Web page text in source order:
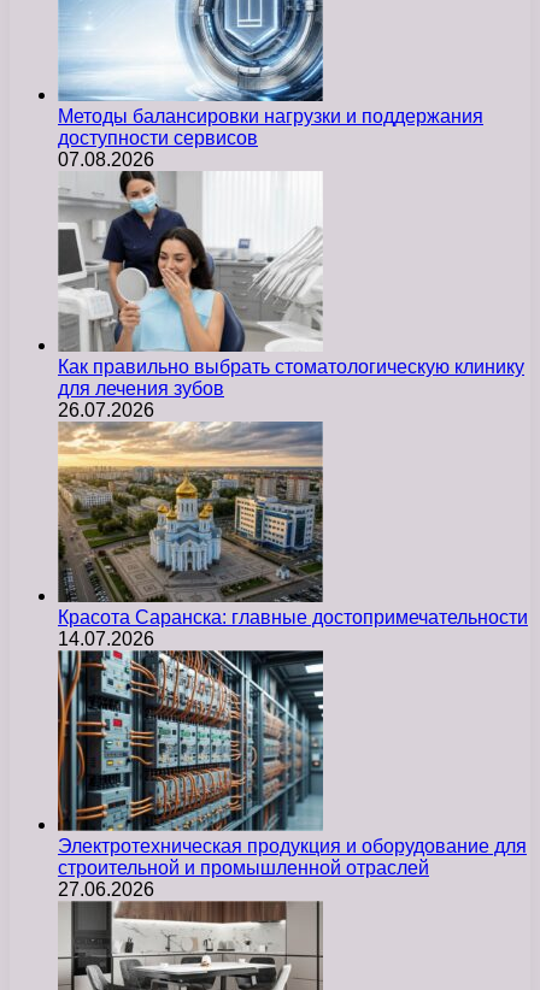
Методы балансировки нагрузки и поддержания
доступности сервисов
07.08.2026
Как правильно выбрать стоматологическую клинику
для лечения зубов
26.07.2026
Красота Саранска: главные достопримечательности
14.07.2026
Электротехническая продукция и оборудование для
строительной и промышленной отраслей
27.06.2026